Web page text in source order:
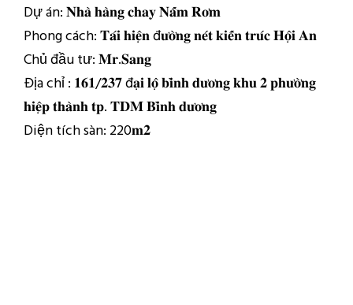
Dự án: 𝐍𝐡𝐚̀ 𝐡𝐚̀𝐧𝐠 𝐜𝐡𝐚𝐲 𝐍𝐚̂́𝐦 𝐑𝐨̛𝐦
Phong cách: 𝐓𝐚́𝐢 𝐡𝐢𝐞̣̂𝐧 đ𝐮̛𝐨̛̀𝐧𝐠 𝐧𝐞́𝐭 𝐤𝐢𝐞̂́𝐧 𝐭𝐫𝐮́𝐜 𝐇𝐨̣̂𝐢 𝐀𝐧
Chủ đầu tư: 𝐌𝐫.𝐒𝐚𝐧𝐠
Địa chỉ : 𝟏𝟔𝟏/𝟐𝟑𝟕 đ𝐚̣𝐢 𝐥𝐨̣̂ 𝐛𝐢̀𝐧𝐡 𝐝𝐮̛𝐨̛𝐧𝐠 𝐤𝐡𝐮 𝟐 𝐩𝐡𝐮̛𝐨̛̀𝐧𝐠
𝐡𝐢𝐞̣̂𝐩 𝐭𝐡𝐚̀𝐧𝐡 𝐭𝐩. 𝐓𝐃𝐌 𝐁𝐢̀𝐧𝐡 𝐝𝐮̛𝐨̛𝐧𝐠
Diện tích sàn: 220𝐦𝟐